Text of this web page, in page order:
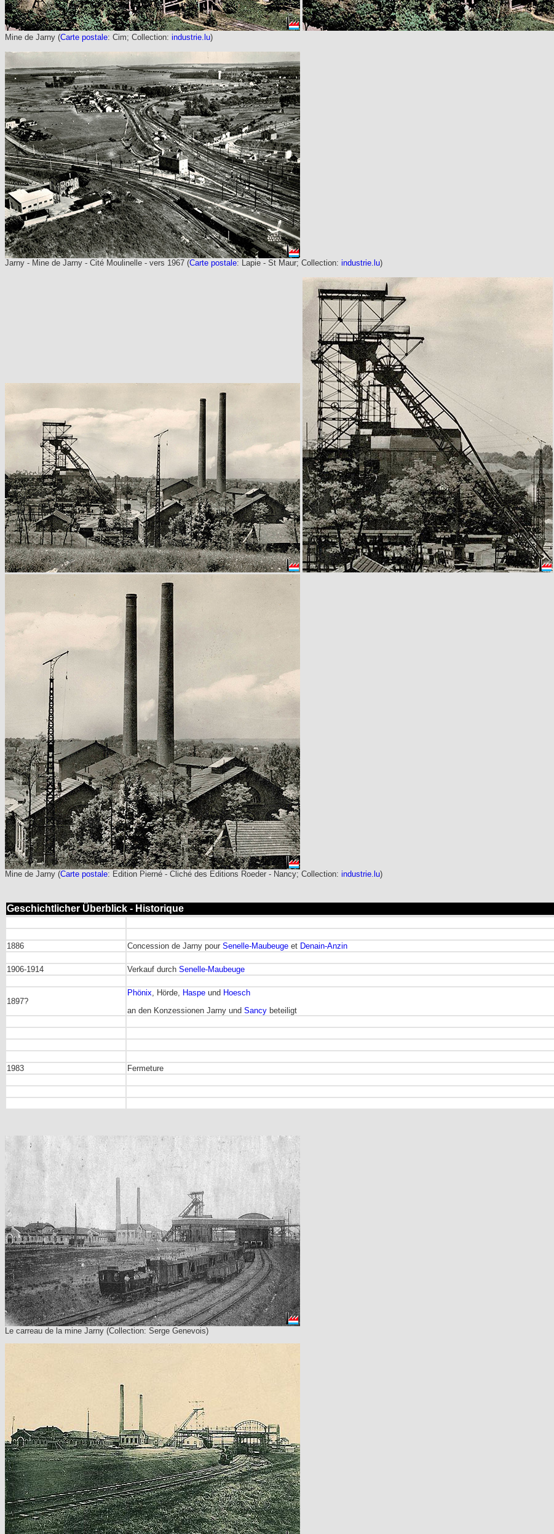
Mine de Jarny (Carte postale: Cim; Collection: industrie.lu)
Jarny - Mine de Jarny - Cité Moulinelle - vers 1967 (Carte postale: Lapie - St Maur; Collection: industrie.lu)
Mine de Jarny (Carte postale: Edition Pierné - Cliché des Editions Roeder - Nancy; Collection: industrie.lu)
Geschichtlicher Überblick - Historique
1886 Concession de Jarny pour Senelle-Maubeuge et Denain-Anzin
1906-1914 Verkauf durch Senelle-Maubeuge
1897?
Phönix, Hörde, Haspe und Hoesch
an den Konzessionen Jarny und Sancy beteiligt
1983 Fermeture
Le carreau de la mine Jarny (Collection: Serge Genevois)